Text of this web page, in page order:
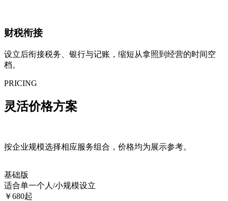
财税衔接
设立后衔接税务、银行与记账，缩短从拿照到经营的时间空
档。
PRICING
灵活价格方案
按企业规模选择相应服务组合，价格均为展示参考。
基础版
适合单一个人/小规模设立
￥680起